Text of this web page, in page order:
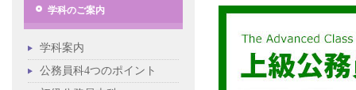
学科のご案内
学科案内
公務員科4つのポイント